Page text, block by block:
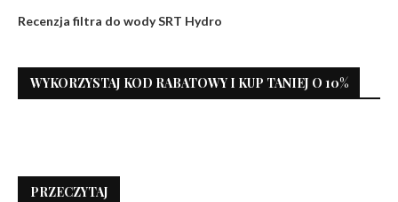
Recenzja filtra do wody SRT Hydro
WYKORZYSTAJ KOD RABATOWY I KUP TANIEJ O 10%
PRZECZYTAJ